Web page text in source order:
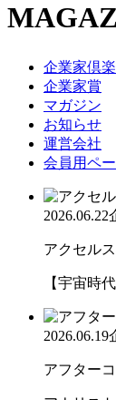
企業家倶
企業家賞
マガジン
お知らせ
運営会社
会員用ペ
2026.06.22
アクセル
【宇宙時
2026.06.19
アフター